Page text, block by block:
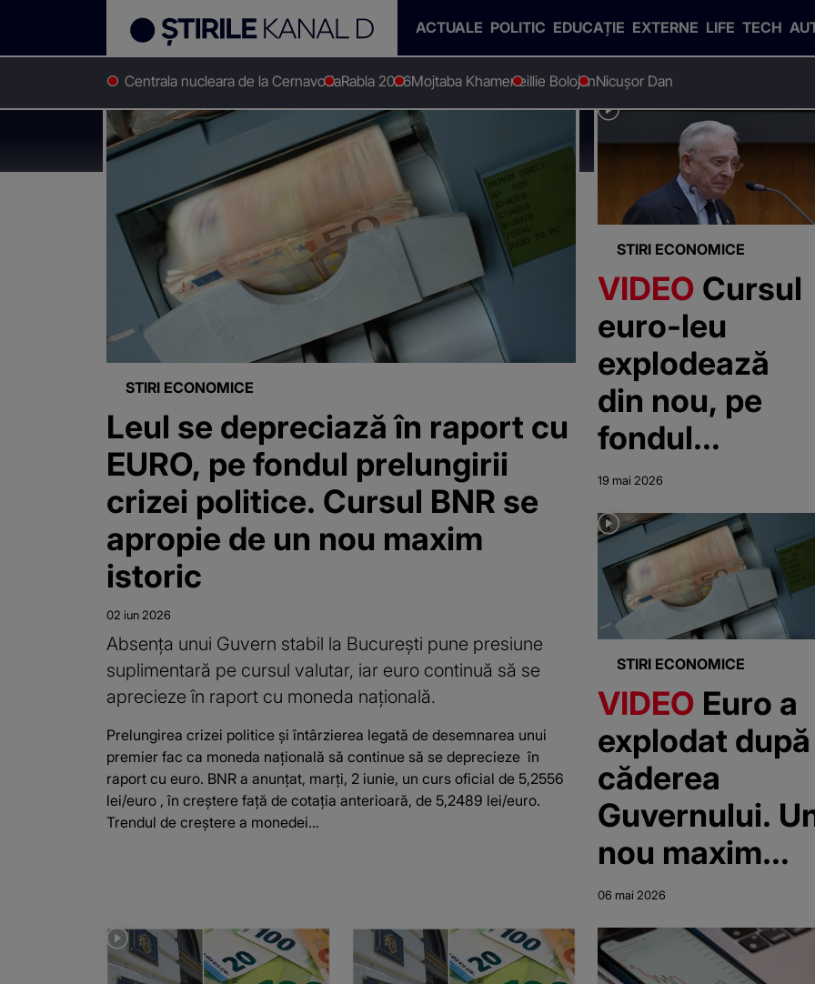
ACTUALE POLITIC EDUCAȚIE EXTERNE LIFE TECH
Centrala nucleara de la CernavodaRabla 2026Mojtaba KhameneiIlie BolojanNicușor Dan
Stirile Kanal D Curs euro
Știri despre "Curs euro"
STIRI ECONOMICE
Leul se depreciază în raport cu
EURO, pe fondul prelungirii
crizei politice. Cursul BNR se
apropie de un nou maxim
istoric
02 iun 2026
Absența unui Guvern stabil la București pune presiune
suplimentară pe cursul valutar, iar euro continuă să se
aprecieze în raport cu moneda națională.
Prelungirea crizei politice și întârzierea legată de desemnarea unui
premier fac ca moneda națională să continue să se deprecieze în
raport cu euro. BNR a anunțat, marți, 2 iunie, un curs oficial de 5,2556
lei/euro , în creștere față de cotația anterioară, de 5,2489 lei/euro.
Trendul de creștere a monedei...
STIRI ECONOMICE
VIDEO Cursul
euro-leu
explodează
din nou, pe
fondul
prelungirii
crizei politice.
Mesajul lui
Mugur
Isărescu: Este
nevoie de un
Guvern
19 mai 2026
STIRI ECONOMICE
VIDEO Euro a
explodat după
căderea
Guvernului.
nou maxim
istoric
de BNR: 5,26
lei
06 mai 2026